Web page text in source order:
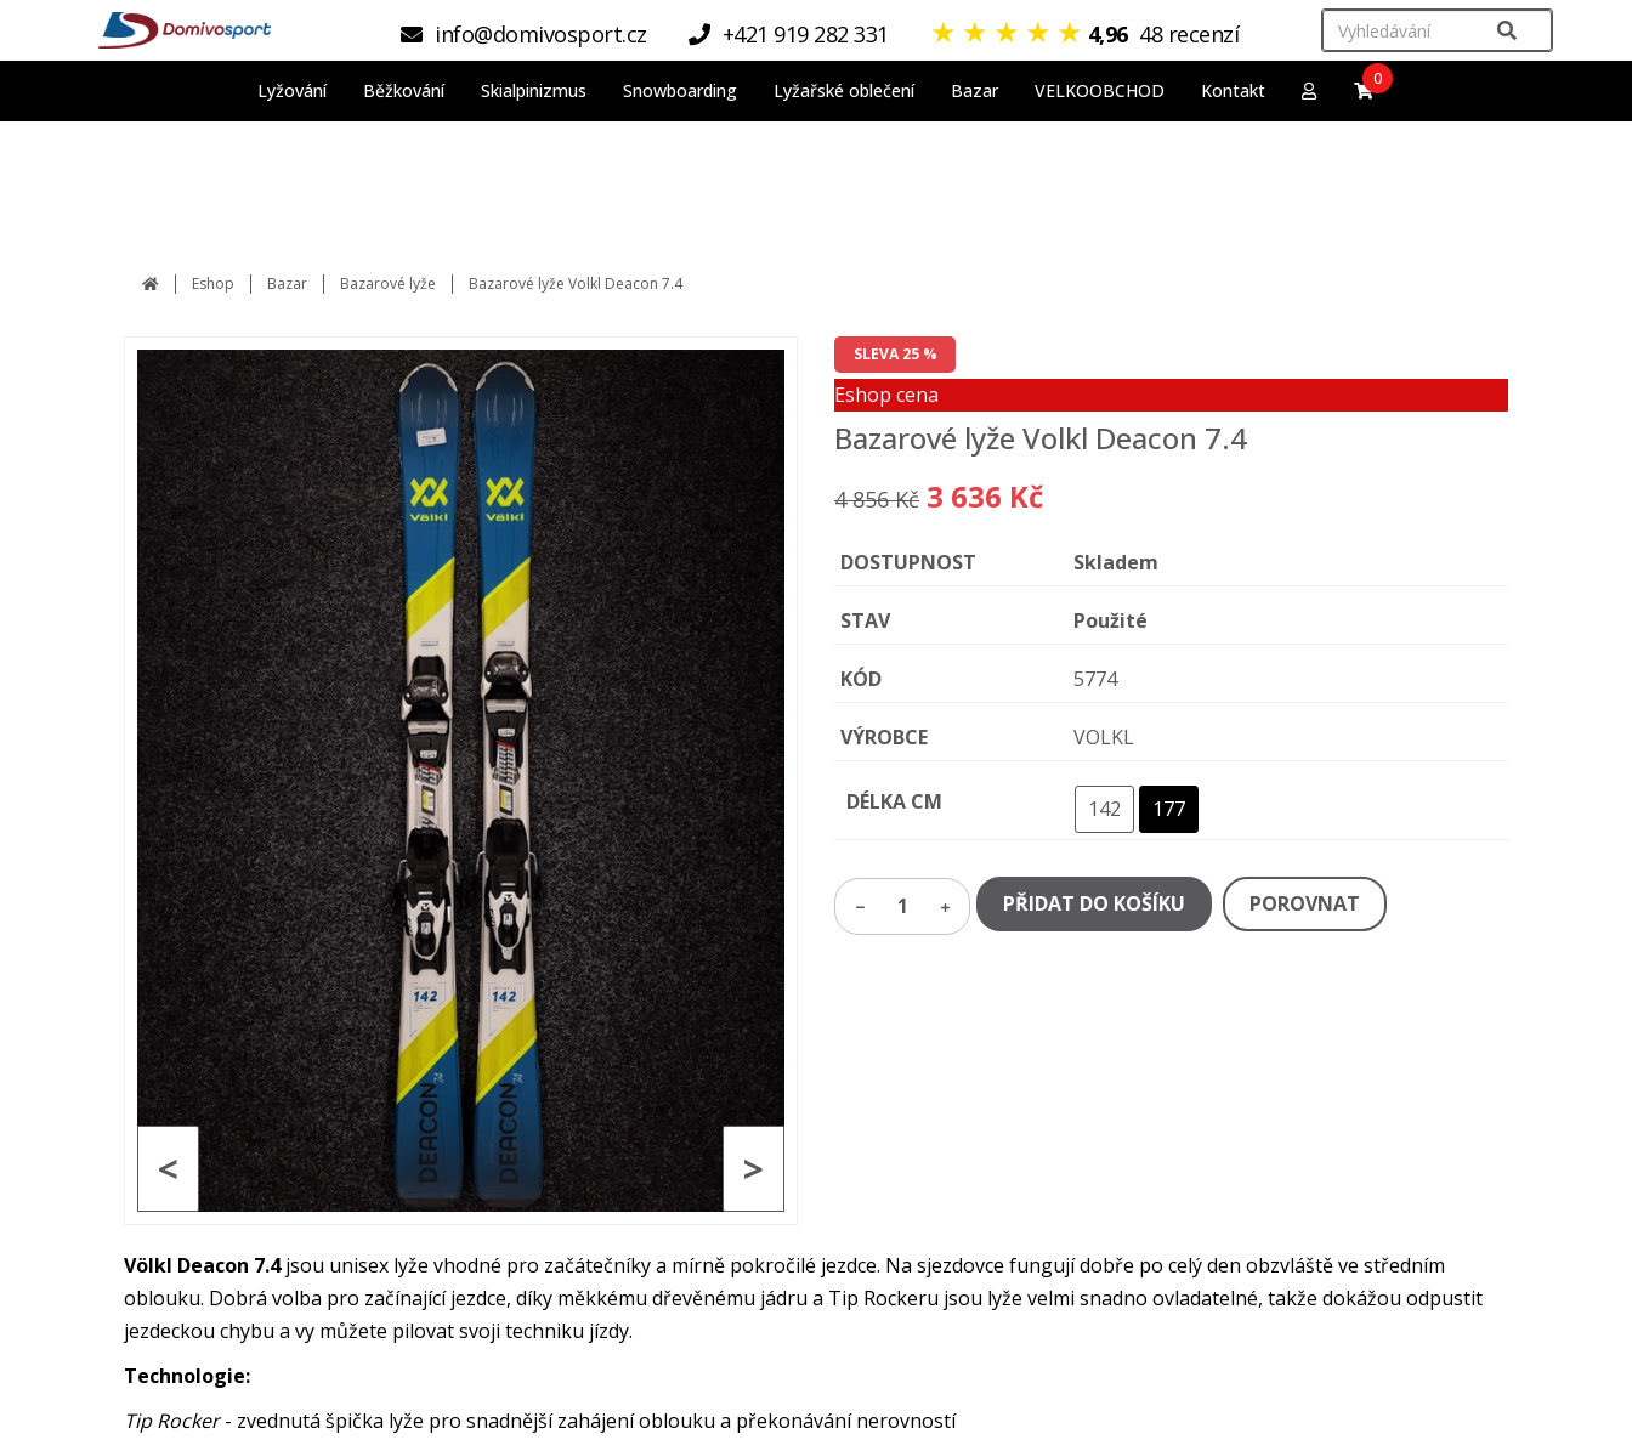
info@domivosport.cz +421 919 282 331 ★ ★ ★ ★ ★ 4,96 48 recenzí
Lyžování Běžkování Skialpinizmus Snowboarding Lyžařské oblečení Bazar VELKOOBCHOD Kontakt
0
Eshop Bazar Bazarové lyže Bazarové lyže Volkl Deacon 7.4
>
<
SLEVA 25 %
Eshop cena
Bazarové lyže Volkl Deacon 7.4
4 856 Kč 3 636 Kč
DOSTUPNOST Skladem
STAV Použité
KÓD 5774
VÝROBCE VOLKL
DÉLKA CM 142 177
1 PŘIDAT DO KOŠÍKU POROVNAT
Völkl Deacon 7.4jsou unisex lyže vhodné pro začátečníky a mírně pokročilé jezdce. Na sjezdovce fungují dobře po celý den obzvláště ve středním
oblouku. Dobrá volba pro začínající jezdce, díky měkkému dřevěnému jádru a Tip Rockeru jsou lyže velmi snadno ovladatelné, takže dokážou odpustit
jezdeckou chybu a vy můžete pilovat svoji techniku jízdy.
Technologie:
Tip Rocker- zvednutá špička lyže pro snadnější zahájení oblouku a překonávání nerovností